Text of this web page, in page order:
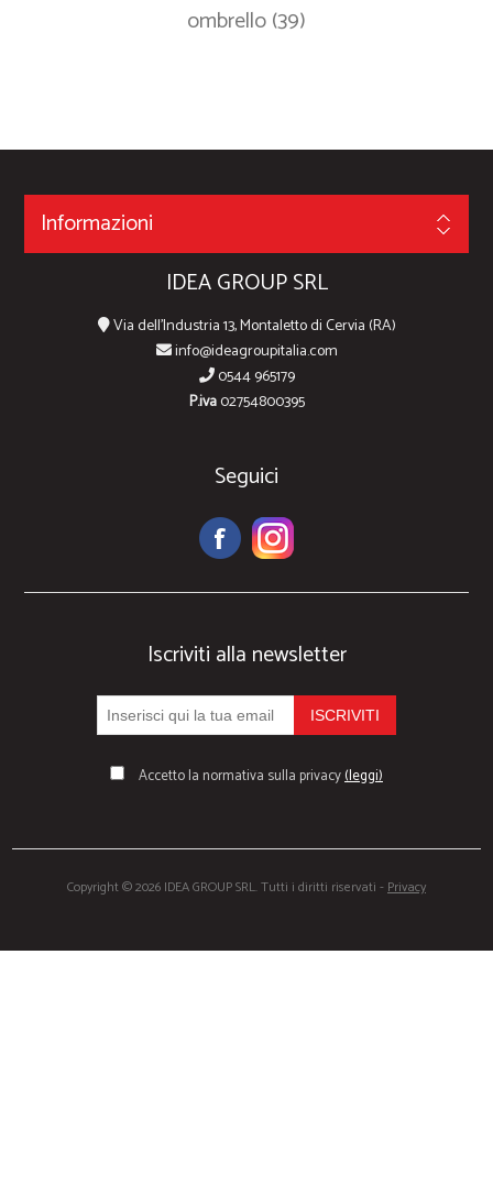
ombrello(39)
Informazioni
IDEA GROUP SRL
Via dell'Industria 13, Montaletto di Cervia (RA)
info@ideagroupitalia.com
0544 965179
P.iva02754800395
Seguici
Iscriviti alla newsletter
Accetto la normativa sulla privacy(leggi)
Copyright © 2026 IDEA GROUP SRL. Tutti i diritti riservati -Privacy